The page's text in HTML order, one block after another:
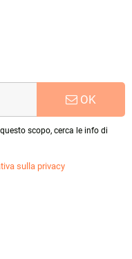
OK
scopo, cerca le info di
sulla privacy